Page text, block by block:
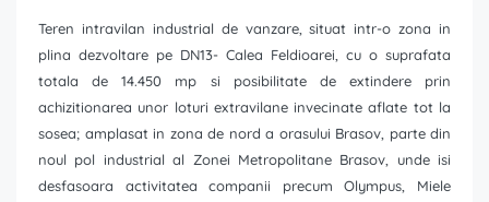
Teren intravilan industrial de vanzare, situat intr-o zona in
plina dezvoltare pe DN13- Calea Feldioarei, cu o suprafata
totala de 14.450 mp si posibilitate de extindere prin
achizitionarea unor loturi extravilane invecinate aflate tot la
sosea; amplasat in zona de nord a orasului Brasov, parte din
noul pol industrial al Zonei Metropolitane Brasov, unde isi
desfasoara activitatea companii precum Olympus, Miele